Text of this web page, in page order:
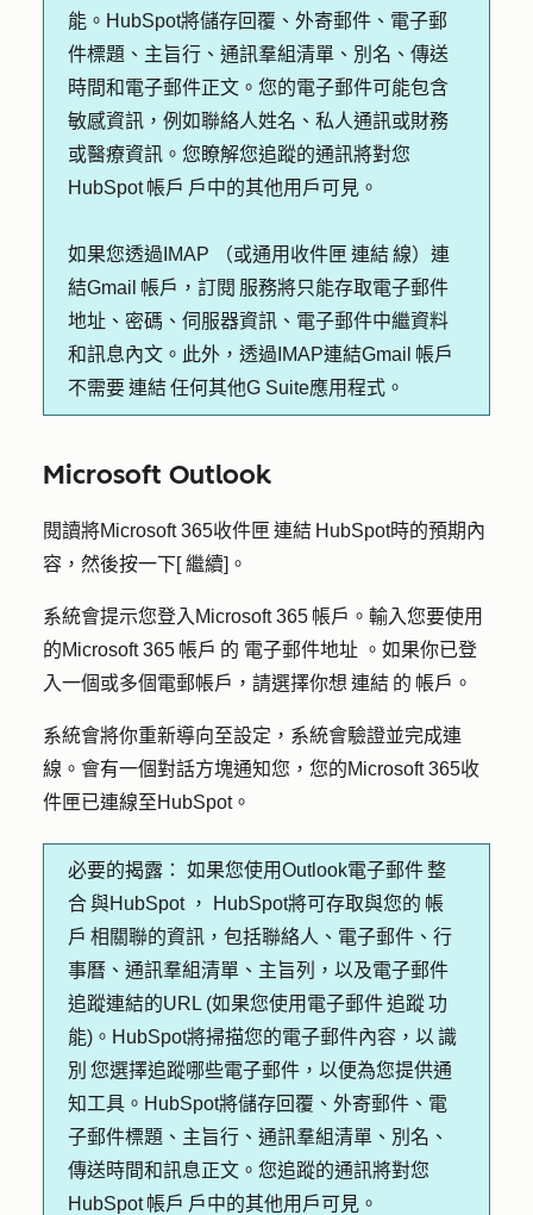
能。HubSpot將儲存回覆、外寄郵件、電子郵
件標題、主旨行、通訊羣組清單、別名、傳送
時間和電子郵件正文。您的電子郵件可能包含
敏感資訊，例如聯絡人姓名、私人通訊或財務
或醫療資訊。您瞭解您追蹤的通訊將對您
HubSpot 帳戶 戶中的其他用戶可見。
如果您透過IMAP （或通用收件匣 連結 線）連
結Gmail 帳戶，訂閱 服務將只能存取電子郵件
地址、密碼、伺服器資訊、電子郵件中繼資料
和訊息內文。此外，透過IMAP連結Gmail 帳戶
不需要 連結 任何其他G Suite應用程式。
Microsoft Outlook
閱讀將Microsoft 365收件匣 連結 HubSpot時的預期內
容，然後按一下[繼續]。
系統會提示您登入Microsoft 365 帳戶。輸入您要使用
的Microsoft 365 帳戶 的 電子郵件地址 。如果你已登
入一個或多個電郵帳戶，請選擇你想 連結 的 帳戶。
系統會將你重新導向至設定，系統會驗證並完成連
線。會有一個對話方塊通知您，您的Microsoft 365收
件匣已連線至HubSpot。
必要的揭露：
如果您使用Outlook電子郵件 整
合 與HubSpot ， HubSpot將可存取與您的 帳
戶 相關聯的資訊，包括聯絡人、電子郵件、行
事曆、通訊羣組清單、主旨列，以及電子郵件
追蹤連結的URL (如果您使用電子郵件 追蹤 功
能)。HubSpot將掃描您的電子郵件內容，以 識
別 您選擇追蹤哪些電子郵件，以便為您提供通
知工具。HubSpot將儲存回覆、外寄郵件、電
子郵件標題、主旨行、通訊羣組清單、別名、
傳送時間和訊息正文。您追蹤的通訊將對您
HubSpot 帳戶 戶中的其他用戶可見。